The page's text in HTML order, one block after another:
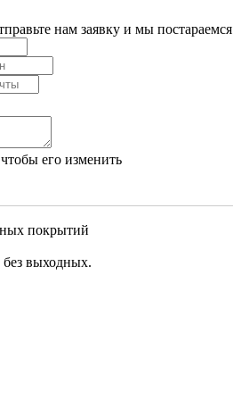
нам заявку и мы постараемся
без выходных.